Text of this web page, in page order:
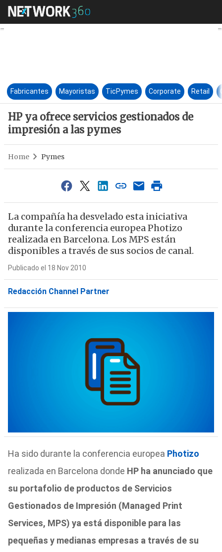
HP ya ofrece servicios
Fabricantes Mayoristas TicPymes Corporate Retail
HP ya ofrece servicios gestionados de
impresión a las pymes
Home Pymes
La compañía ha desvelado esta iniciativa
durante la conferencia europea Photizo
realizada en Barcelona. Los MPS están
disponibles a través de sus socios de canal.
Publicado el 18 Nov 2010
Redacción Channel Partner
Ha sido durante la conferencia europea Photizo
realizada en Barcelona donde HP ha anunciado que
su portafolio de productos de Servicios
Gestionados de Impresión (Managed Print
Services, MPS) ya está disponible para las
pequeñas y medianas empresas a través de su